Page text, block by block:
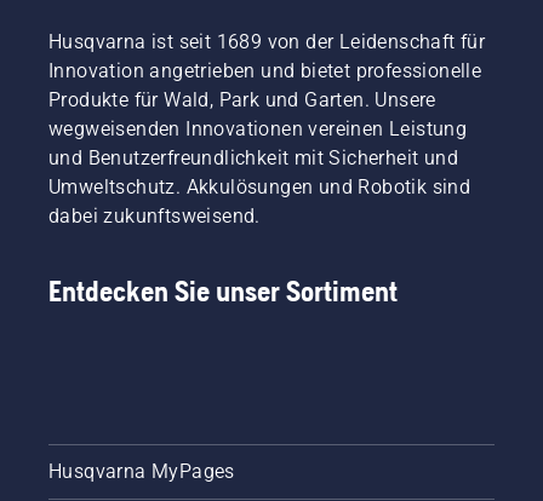
Husqvarna ist seit 1689 von der Leidenschaft für
Innovation angetrieben und bietet professionelle
Produkte für Wald, Park und Garten. Unsere
wegweisenden Innovationen vereinen Leistung
und Benutzerfreundlichkeit mit Sicherheit und
Umweltschutz. Akkulösungen und Robotik sind
dabei zukunftsweisend.
Entdecken Sie unser Sortiment
Husqvarna MyPages